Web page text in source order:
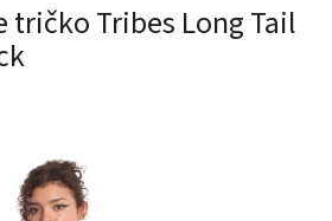
tričko Tribes Long Tail